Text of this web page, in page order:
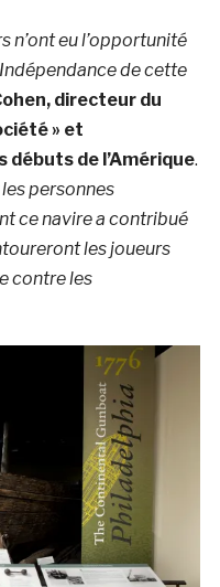
n’ont eu l’opportunité
de cette
directeur du
» et
débuts de l’Amérique.
personnes
ce navire a contribué
les joueurs
contre les